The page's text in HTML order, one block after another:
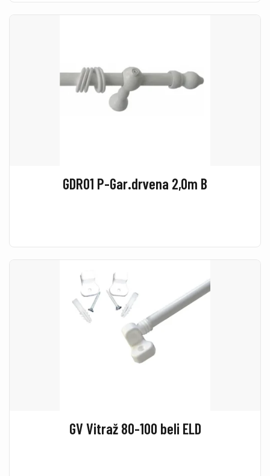
GDR01 P-Gar.drvena 2,0m B
GV Vitraž 80-100 beli ELD